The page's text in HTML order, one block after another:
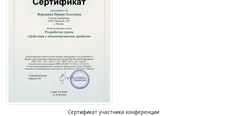
Сертификат участника конференции